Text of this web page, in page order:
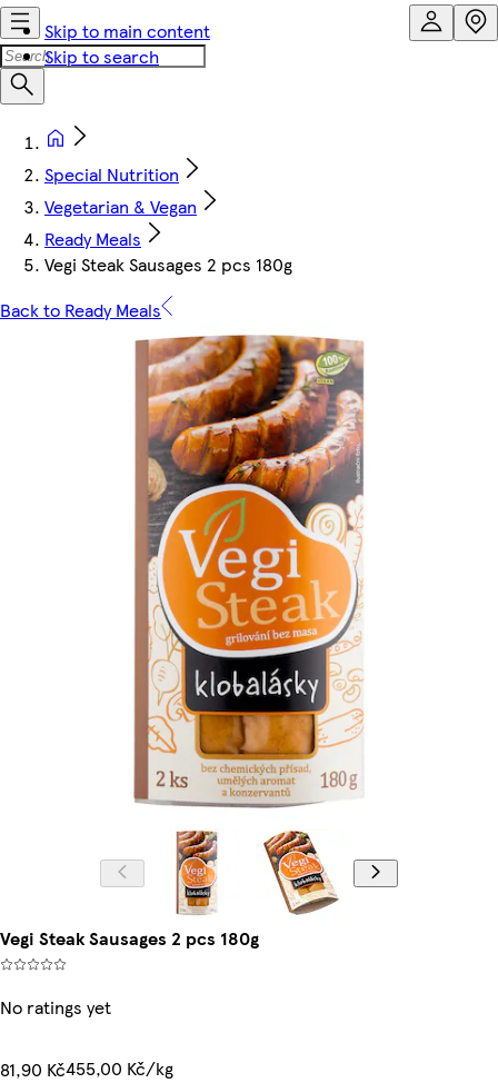
Skip to main content
Skip to search
Special Nutrition
Vegetarian & Vegan
Ready Meals
Vegi Steak Sausages 2 pcs 180g
Back to Ready Meals
Vegi Steak Sausages 2 pcs 180g
No ratings yet
81,90 Kč455,00 Kč/kg